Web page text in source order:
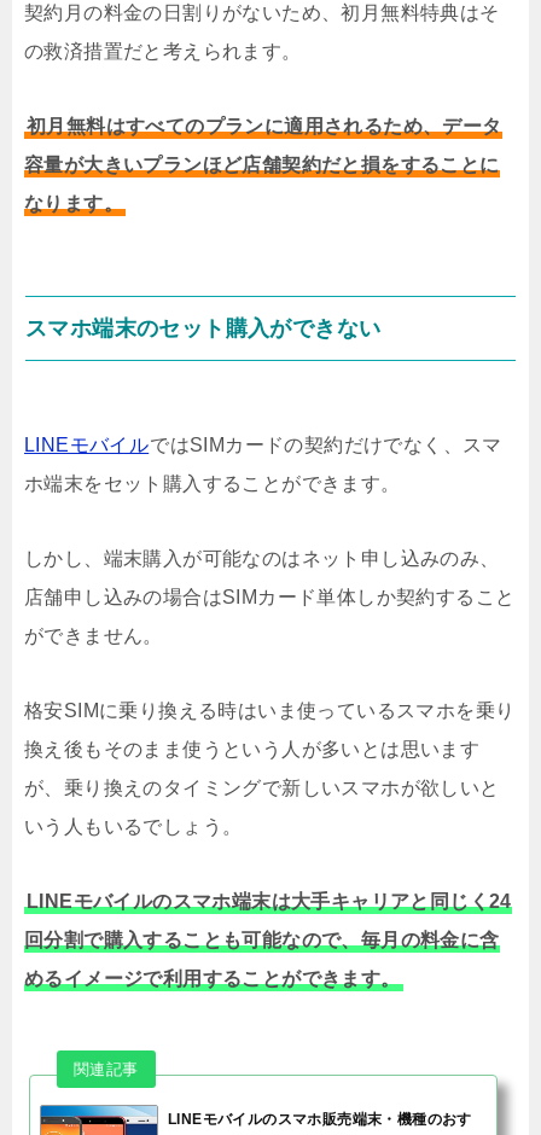
契約月の料金の日割りがないため、初月無料特典はそ
の救済措置だと考えられます。
初月無料はすべてのプランに適用されるため、データ
容量が大きいプランほど店舗契約だと損をすることに
なります。
スマホ端末のセット購入ができない
LINEモバイルではSIMカードの契約だけでなく、スマ
ホ端末をセット購入することができます。
しかし、端末購入が可能なのはネット申し込みのみ、
店舗申し込みの場合はSIMカード単体しか契約すること
ができません。
格安SIMに乗り換える時はいま使っているスマホを乗り
換え後もそのまま使うという人が多いとは思います
が、乗り換えのタイミングで新しいスマホが欲しいと
いう人もいるでしょう。
LINEモバイルのスマホ端末は大手キャリアと同じく24
回分割で購入することも可能なので、毎月の料金に含
めるイメージで利用することができます。
LINEモバイルのスマホ販売端末・機種のおす